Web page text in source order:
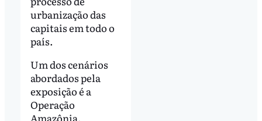
urbanização das
capitais em todo o
país.
Um dos cenários
abordados pela
exposição é a
Operação
Amazônia,